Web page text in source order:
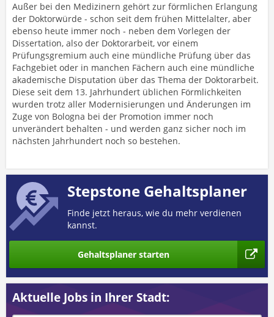
Außer bei den Medizinern gehört zur förmlichen Erlangung
der Doktorwürde - schon seit dem frühen Mittelalter, aber
ebenso heute immer noch - neben dem Vorlegen der
Dissertation, also der Doktorarbeit, vor einem
Prüfungsgremium auch eine mündliche Prüfung über das
Fachgebiet oder in manchen Fächern auch eine mündliche
akademische Disputation über das Thema der Doktorarbeit.
Diese seit dem 13. Jahrhundert üblichen Förmlichkeiten
wurden trotz aller Modernisierungen und Änderungen im
Zuge von Bologna bei der Promotion immer noch
unverändert behalten - und werden ganz sicher noch im
nächsten Jahrhundert noch so bestehen.
Stepstone Gehaltsplaner
Finde jetzt heraus, wie du mehr verdienen
kannst.
Gehaltsplaner starten
Aktuelle Jobs in Ihrer Stadt: